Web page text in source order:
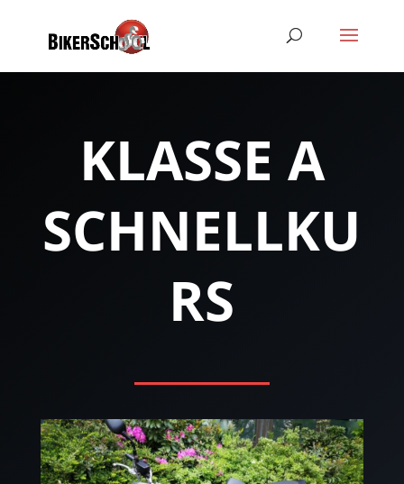
KLASSE A
SCHNELLKU
RS